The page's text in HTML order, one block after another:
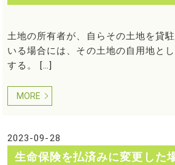
土地の所有者が、自らその土地を貸
いる場合には、その土地の自用地と
する。 […]
MORE
2023-09-28
生命保険を払済みに変更した